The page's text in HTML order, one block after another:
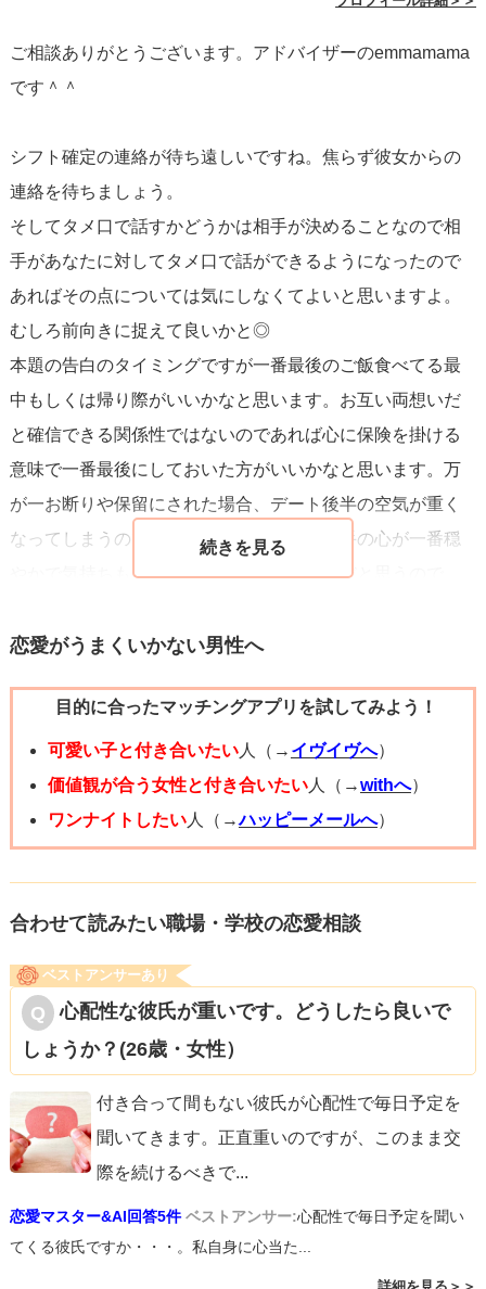
サインです。
であるか、付き合う可能性を考えられる状態か」の違いに
過ぎません。
「脈ナシかな？」と思っている部分も大丈夫
1. 返信が3日に1回くらい → 仕事が忙しい、またはLINEで
のやり取りが苦手なだけの可能性が高いです。既読後に翌
日返すのは悪意ではなく単純に余裕の有無でしょう。
2. 誘いが自発的に来ない → シフトや予定が不規則なら、自
分から誘いづらい人も多いです。あなたが調整してあげる
と喜ばれます。
3. タメ口に変わったのはあなたの配慮があったから → 先輩
という立場を気にしてためらっていたのを、あなたが自然
に解してあげた結果です。
もと心配する気持ちは分かりますが、相手が会話を続け、
っていません。
むしろ「この人がリードしてくれるなら安心して会える」
と感じているタイプの可能性が高いです。
告白する時に大事なこと
今回のデート（ランチ→水族館→晩御飯）の流れは告白に
夜の落ち着いた時間帯、会話が弾んでリラックスしている
ときか、帰りに家の前でふたりきりになった瞬間が自然で
す。焦らず、雰囲気が良いタイミングを見計らってストレ
ートに伝えてOKですが、相手の不安を和らげる言葉を添え
ると成功率がさらに上がります。
「今日は一緒にいてとても楽しかった。もっと一緒にいた
ご相談ありがとうございます。アドバイザーのemmamama
です＾＾
シフト確定の連絡が待ち遠しいですね。焦らず彼女からの
連絡を待ちましょう。
そしてタメ口で話すかどうかは相手が決めることなので相
手があなたに対してタメ口で話ができるようになったので
あればその点については気にしなくてよいと思いますよ。
むしろ前向きに捉えて良いかと◎
本題の告白のタイミングですが一番最後のご飯食べてる最
中もしくは帰り際がいいかなと思います。お互い両想いだ
と確信できる関係性ではないのであれば心に保険を掛ける
意味で一番最後にしておいた方がいいかなと思います。万
が一お断りや保留にされた場合、デート後半の空気が重く
なってしまうので。ご飯中も、おそらく相手の心が一番穏
やかで気持ちもリラックスできている段階だと思うので
なげるのがベストかなと思います。もしご飯中に気まずく
いたい」旨を伝えてから告白に持っていくのがベストかな
と。
文面を見る限り関係性自体は良好だと思うのできっとうま
くいくと思いますよ！どうか自信を持って。がんばってく
ださいね＾＾
恋愛がうまくいかない男性へ
目的に合ったマッチングアプリを試してみよう！
可愛い子と付き合いたい人（→ イヴイヴへ）
価値観が合う女性と付き合いたい人（→withへ）
ワンナイトしたい人（→ハッピーメールへ）
合わせて読みたい職場・学校の恋愛相談
ベストアンサーあり
心配性な彼氏が重いです。どうしたら良いで
しょうか？(26歳・女性）
付き合って間もない彼氏が心配性で毎日予定を
聞いてきます。正直重いのですが、このまま交
際を続けるべきで...
恋愛マスター&AI回答5件 ベストアンサー:心配性で毎日予定を聞い
てくる彼氏ですか・・・。私自身に心当た...